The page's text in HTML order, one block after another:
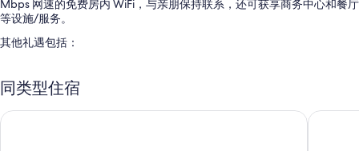
Mbps 网速的免费房内 WiFi，与亲朋保持联系，还可获享商务中心和餐厅
等设施/服务。
其他礼遇包括：
宴会厅、大堂电视和2 间会议室
无烟场所、ATM/银行服务和行李储存室
同类型住宿
圣何塞市中心凯悦嘉轩酒店 圣荷西